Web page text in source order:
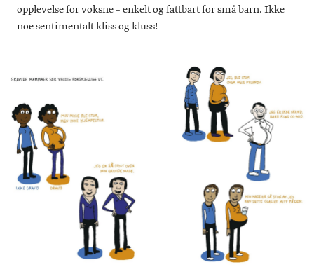
opplevelse for voksne – enkelt og fattbart for små barn. Ikke
noe sentimentalt kliss og kluss!